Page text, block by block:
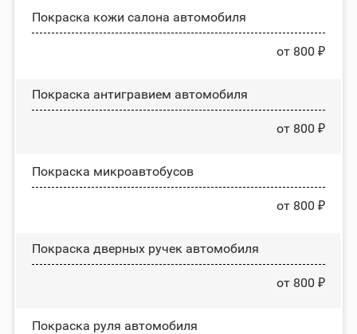
Покраска кожи салона автомобиля
от 800 ₽
Покраска антигравием автомобиля
от 800 ₽
Покраска микроавтобусов
от 800 ₽
Покраска дверных ручек автомобиля
от 800 ₽
Покраска руля автомобиля